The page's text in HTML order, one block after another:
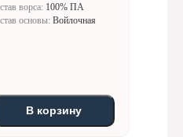
ворса: 100% ПА
основы: Войлочная
В корзину